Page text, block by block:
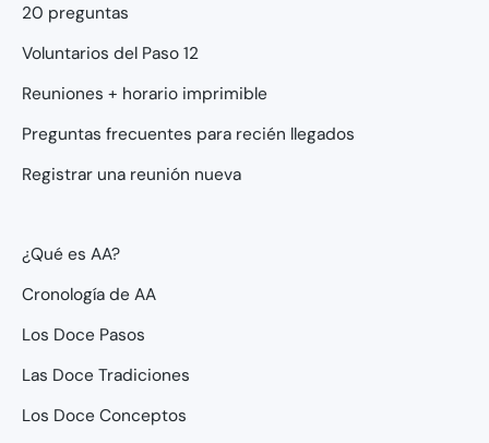
20 preguntas
Voluntarios del Paso 12
Reuniones + horario imprimible
Preguntas frecuentes para recién llegados
Registrar una reunión nueva
¿Qué es AA?
Cronología de AA
Los Doce Pasos
Las Doce Tradiciones
Los Doce Conceptos